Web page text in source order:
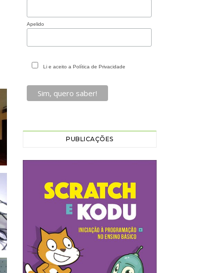
Apelido
Li e aceito a Política de Privacidade
PUBLICAÇÕES